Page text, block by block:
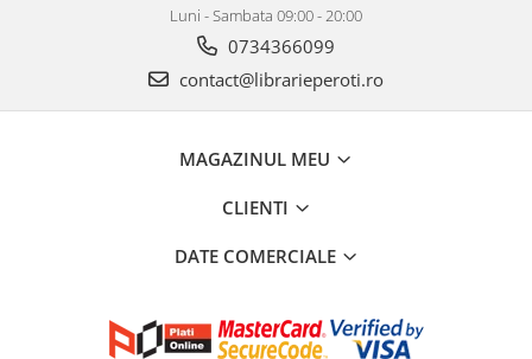
Luni - Sambata 09:00 - 20:00
0734366099
contact@librarieperoti.ro
MAGAZINUL MEU
CLIENTI
DATE COMERCIALE